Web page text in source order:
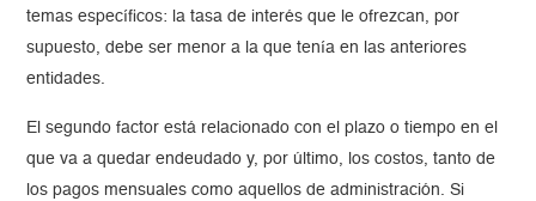
temas específicos: la tasa de interés que le ofrezcan, por
supuesto, debe ser menor a la que tenía en las anteriores
entidades.
El segundo factor está relacionado con el plazo o tiempo en el
que va a quedar endeudado y, por último, los costos, tanto de
los pagos mensuales como aquellos de administración. Si